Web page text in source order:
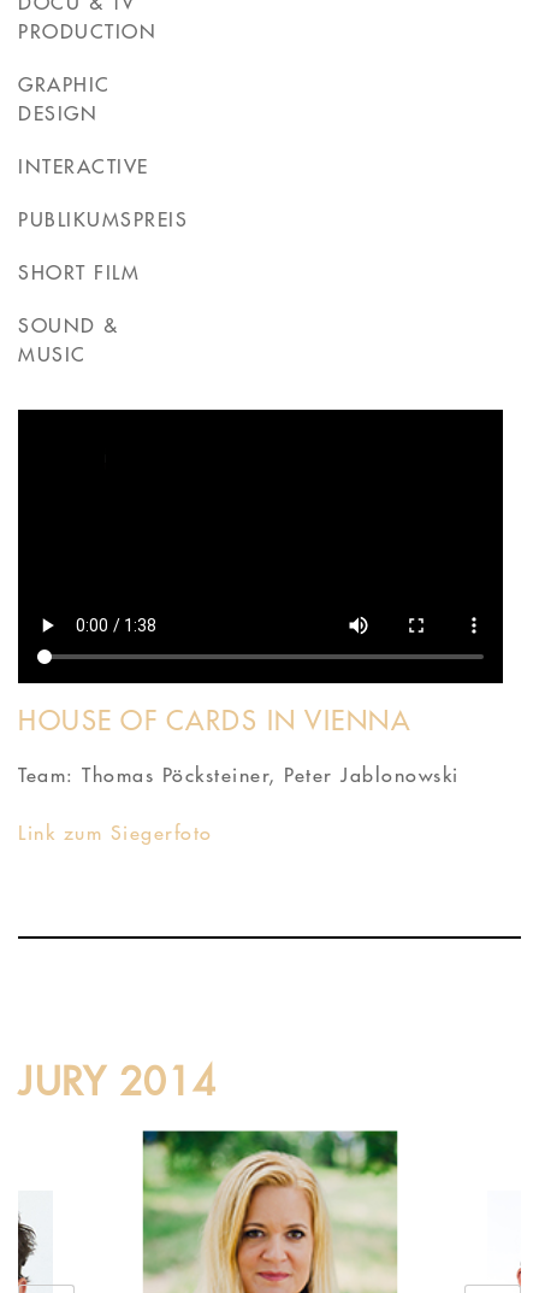
PRODUCTION
GRAPHIC
DESIGN
INTERACTIVE
PUBLIKUMSPREIS
SHORT FILM
SOUND &
MUSIC
HOUSE OF CARDS IN VIENNA
Team: Thomas Pöcksteiner, Peter Jablonowski
Link zum Siegerfoto
JURY 2014